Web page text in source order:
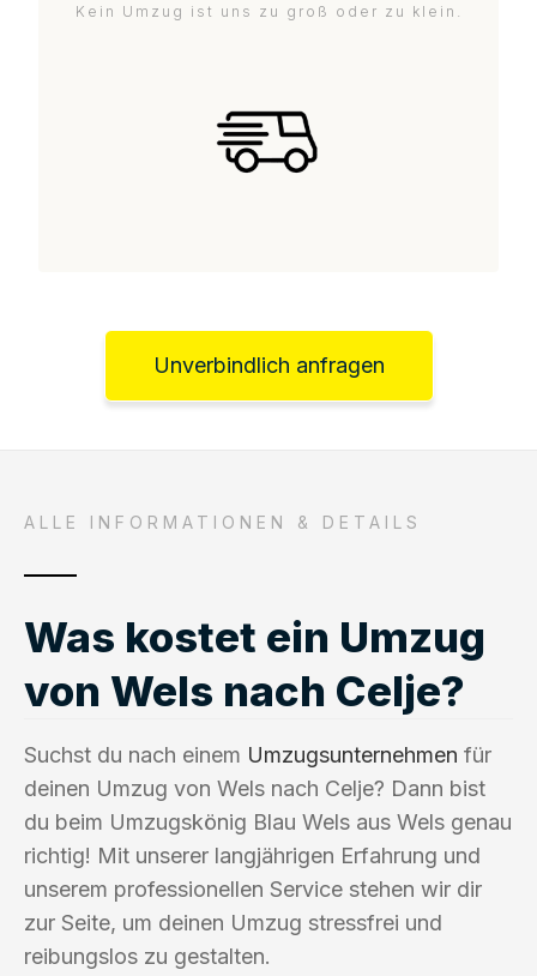
Kein Umzug ist uns zu groß oder zu klein.
Unverbindlich anfragen
ALLE INFORMATIONEN & DETAILS
Was kostet ein Umzug
von Wels nach Celje?
Suchst du nach einem Umzugsunternehmen für
deinen Umzug von Wels nach Celje? Dann bist
du beim Umzugskönig Blau Wels aus Wels genau
richtig! Mit unserer langjährigen Erfahrung und
unserem professionellen Service stehen wir dir
zur Seite, um deinen Umzug stressfrei und
reibungslos zu gestalten.